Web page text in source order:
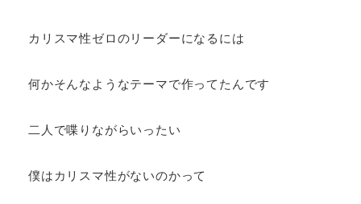
カリスマ性ゼロのリーダーになるには
何かそんなようなテーマで作ってたんです
二人で喋りながらいったい
僕はカリスマ性がないのかって